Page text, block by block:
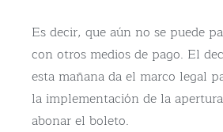
Es decir, que aún no se puede
con otros medios de pago. El
esta mañana da el marco legal
la implementación de la
abonar el boleto.